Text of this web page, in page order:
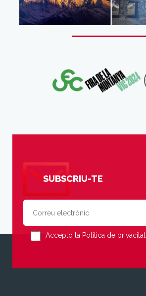
SUBSCRIU-TE
Accepto la Política de privacitat